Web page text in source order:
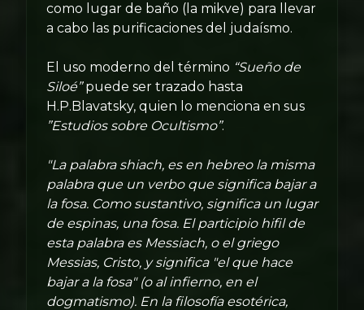
como lugar de baño (la mikve) para llevar
a cabo las purificaciones del judaísmo.
El uso moderno del término “Sueño de
Siloé”puede ser trazado hasta
H.P.Blavatsky, quien lo menciona en sus
”Estudios sobre Ocultismo”.
"La palabra shiach, es en hebreo la misma
palabra que un verbo que significa bajar a
la fosa. Como sustantivo, significa un lugar
de espinas, una fosa. El participio hifil de
esta palabra es Messiach, o el griego
Messias, Cristo, y significa "el que hace
bajar a la fosa" (o al infierno, en el
dogmatismo). En la filosofía esotérica,